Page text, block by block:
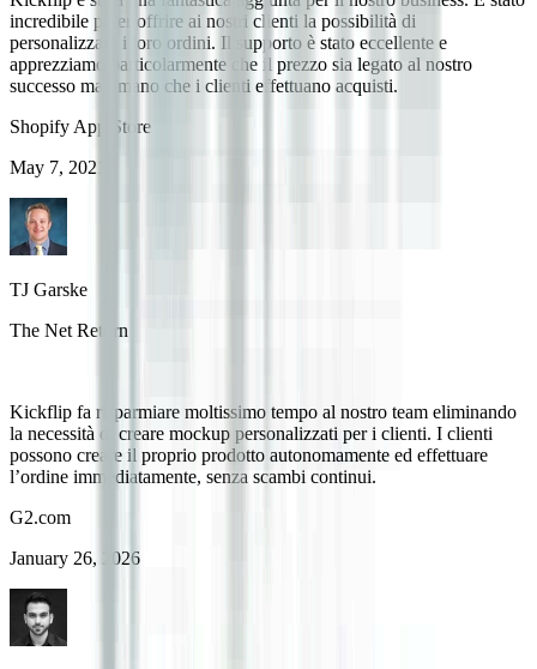
incredibile poter offrire ai nostri clienti la possibilità di
personalizzare i loro ordini. Il supporto è stato eccellente e
apprezziamo particolarmente che il prezzo sia legato al nostro
successo man mano che i clienti effettuano acquisti.
Shopify App Store
May 7, 2021
TJ Garske
The Net Return
Kickflip fa risparmiare moltissimo tempo al nostro team eliminando
la necessità di creare mockup personalizzati per i clienti. I clienti
possono creare il proprio prodotto autonomamente ed effettuare
l’ordine immediatamente, senza scambi continui.
G2.com
January 26, 2026